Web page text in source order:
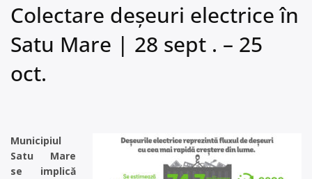
Colectare deșeuri electrice în
Satu Mare | 28 sept . – 25
oct.
Municipiul
Satu Mare
se implică